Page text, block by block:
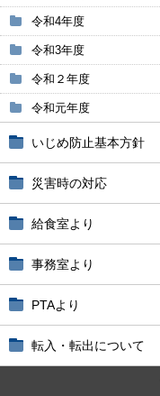
令和4年度
令和3年度
令和２年度
令和元年度
いじめ防止基本方針
災害時の対応
給食室より
事務室より
PTAより
転入・転出について